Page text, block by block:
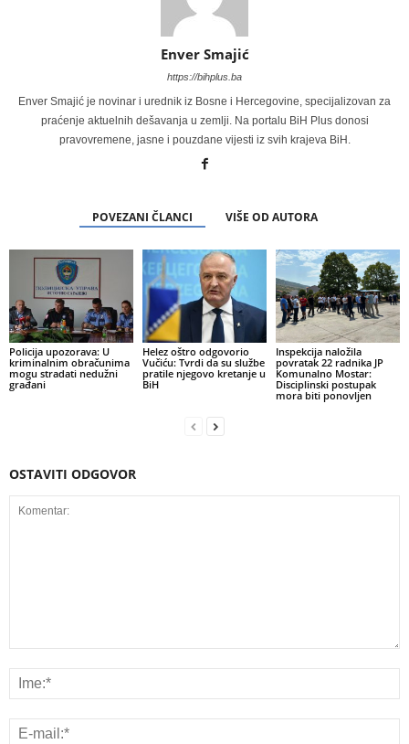
Enver Smajić
https://bihplus.ba
Enver Smajić je novinar i urednik iz Bosne i Hercegovine, specijalizovan za
praćenje aktuelnih dešavanja u zemlji. Na portalu BiH Plus donosi
pravovremene, jasne i pouzdane vijesti iz svih krajeva BiH.
POVEZANI ČLANCI VIŠE OD AUTORA
Policija upozorava: U
kriminalnim obračunima
mogu stradati nedužni
građani
Helez oštro odgovorio
Vučiću: Tvrdi da su službe
pratile njegovo kretanje u
BiH
Inspekcija naložila
povratak 22 radnika JP
Komunalno Mostar:
Disciplinski postupak
mora biti ponovljen
OSTAVITI ODGOVOR